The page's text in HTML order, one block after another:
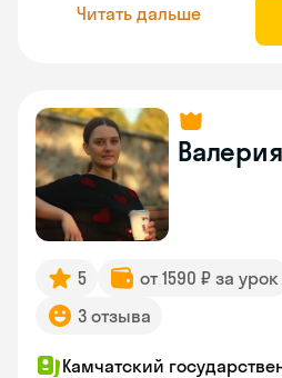
Читать дальше
Валерия
5 от 1590 ₽ за урок
3 отзыва
Камчатский